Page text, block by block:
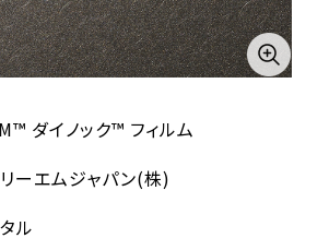
ダイノック™ フィルム
ーエムジャパン(株)
ル